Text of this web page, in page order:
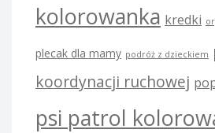
kolorowanka kredki
plecak dla mamy podróż z dzieckiem
koordynacji ruchowej
psi patrol